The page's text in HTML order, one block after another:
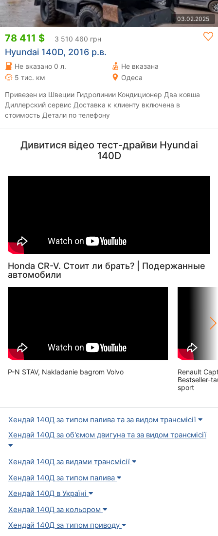
03.02.2025
78 411 $ 3 510 460 грн
Hyundai 140D, 2016 р.в.
Не вказано 0 л.
Не вказана
5 тис. км
Одеса
Привезен из Швеции Гидролинии Кондиционер Два ковша
Диллерский сервис Доставка к клиенту включена в
стоимость Детали по телефону
Дивитися відео тест-драйви Hyundai
140D
Honda CR-V. Стоит ли брать? | Подержанные
автомобили
P-N STAV, Nakladanie bagrom Volvo
Renault
Bestseller-
sport
Хендай 140Д за типом палива та за видом трансмісії
Хендай 140Д за об'ємом двигуна та за видом трансмісії
Хендай 140Д за видами трансмісії
Хендай 140Д за типом палива
Хендай 140Д в Україні
Хендай 140Д за кольором
Хендай 140Д за типом приводу